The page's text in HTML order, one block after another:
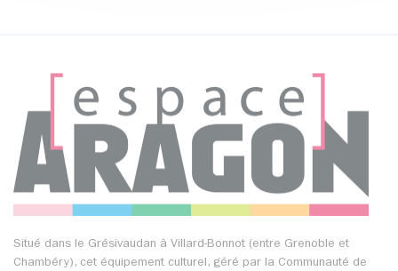
Situé dans le Grésivaudan à Villard-Bonnot (entre Grenoble et
Chambéry), cet équipement culturel, géré par la Communauté de